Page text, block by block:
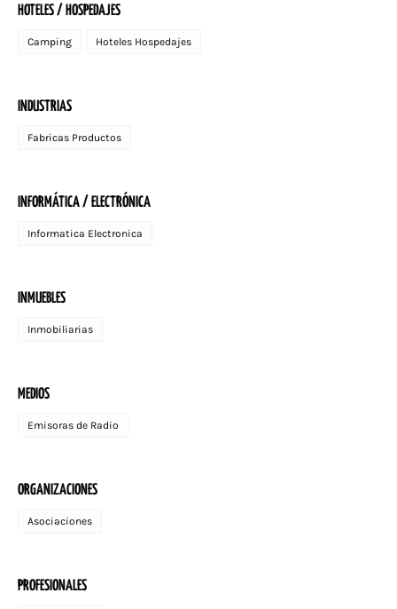
HOTELES / HOSPEDAJES
Camping Hoteles Hospedajes
INDUSTRIAS
Fabricas Productos
INFORMÁTICA / ELECTRÓNICA
Informatica Electronica
INMUEBLES
Inmobiliarias
MEDIOS
Emisoras de Radio
ORGANIZACIONES
Asociaciones
PROFESIONALES